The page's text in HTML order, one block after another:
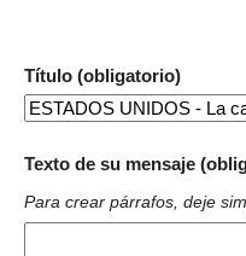
Título (obligatorio)
Texto de su mensaje
Para crear párrafos, deje